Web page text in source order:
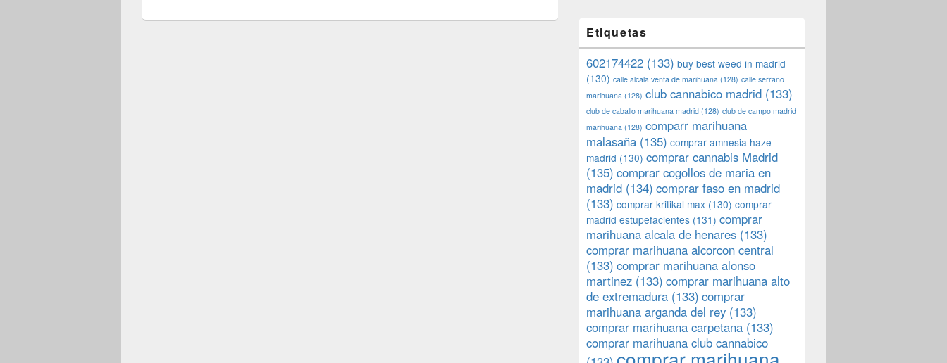
Etiquetas
602174422 (133) buy best weed in madrid
(130) calle alcala venta de marihuana (128) calle serrano
marihuana (128) club cannabico madrid (133)
club de caballo marihuana madrid (128) club de campo madrid
marihuana (128) comparr marihuana
malasaña (135) comprar amnesia haze
madrid (130) comprar cannabis Madrid
(135) comprar cogollos de maria en
madrid (134) comprar faso en madrid
(133) comprar kritikal max (130) comprar
madrid estupefacientes (131) comprar
marihuana alcala de henares (133)
comprar marihuana alcorcon central
(133) comprar marihuana alonso
martinez (133) comprar marihuana alto
de extremadura (133) comprar
marihuana arganda del rey (133)
comprar marihuana carpetana (133)
comprar marihuana club cannabico